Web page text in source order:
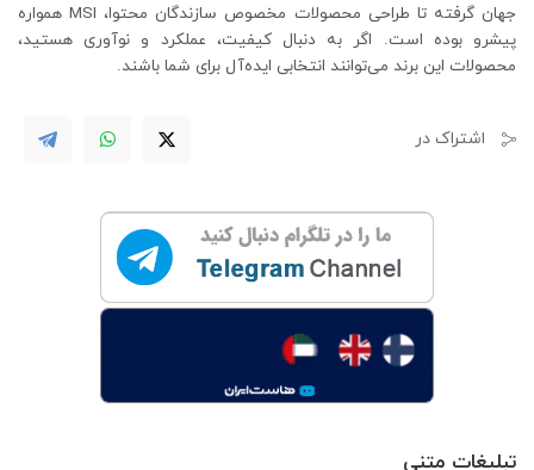
جهان گرفته تا طراحی محصولات مخصوص سازندگان محتوا، MSI همواره
پیشرو بوده است. اگر به دنبال کیفیت، عملکرد و نوآوری هستید،
محصولات این برند می‌توانند انتخابی ایده‌آل برای شما باشند.
اشتراک در
تبلیغات متنی